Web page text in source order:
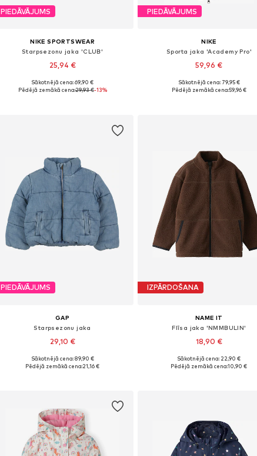
PIEDĀVĀJUMS
NIKE SPORTSWEAR
Starpsezonu jaka 'CLUB'
25,94 €
Sākotnējā cena: 69,90 €
Pēdējā zemākā cena:29,93 €-13%
PIEDĀVĀJUMS
NIKE
Sporta jaka 'Academy Pro'
59,96 €
Pieejams daudzos izmēros
Sākotnējā cena: 79,95 €
Pēdējā zemākā cena:59,96 €
PIEDĀVĀJUMS
GAP
Starpsezonu jaka
29,10 €
Pieejams daudzos izmēros
Sākotnējā cena: 89,90 €
Pēdējā zemākā cena:21,16 €
IZPĀRDOŠANA
NAME IT
Flīsa jaka 'NMMBULIN'
18,90 €
Pieejamie izmēri: 92, 98, 104, 110
Sākotnējā cena: 22,90 €
Pēdējā zemākā cena:10,90 €